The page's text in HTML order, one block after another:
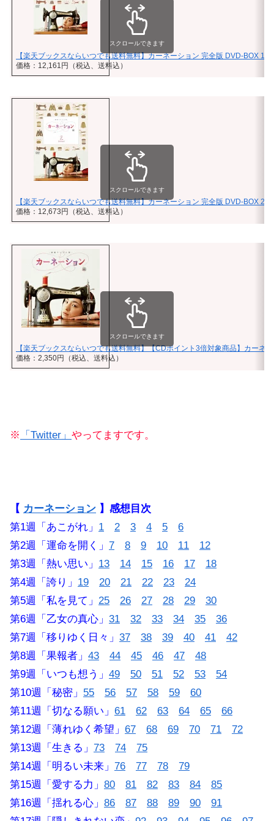
【楽天ブックスならいつでも送料無料】カーネーション 完全版 DVD-BOX 1 [
価格：12,161円（税込、送料込）
スクロールできます
【楽天ブックスならいつでも送料無料】カーネーション 完全版 DVD-BOX 2 [
価格：12,673円（税込、送料込）
スクロールできます
【楽天ブックスならいつでも送料無料】【CDポイント3倍対象商品】カーネ
価格：2,350円（税込、送料込）
スクロールできます
※ 「Twitter」 やってますです。
【 カーネーション 】感想目次
第1週「あこがれ」 1 2 3 4 5
6
第2週「運命を開く」 7 8 9 10 11
12
第3週「熱い思い」 13 14 15 16 17
18
第4週「誇り」 19 20 21 22 23
24
第5週「私を見て」 25 26 27 28 29
30
第6週「乙女の真心」 31 32 33 34 35
36
第7週「移りゆく日々」 37 38 39 40 41
42
第8週「果報者」 43 44 45 46 47
48
第9週「いつも想う」 49 50 51 52 53
54
第10週「秘密」 55 56 57 58 59
60
第11週「切なる願い」 61 62 63 64 65
66
第12週「薄れゆく希望」 67 68 69 70 71
72
第13週「生きる」 73 74
75
第14週「明るい未来」 76 77 78
79
第15週「愛する力」 80 81 82 83 84
85
第16週「揺れる心」 86 87 88 89 90
91